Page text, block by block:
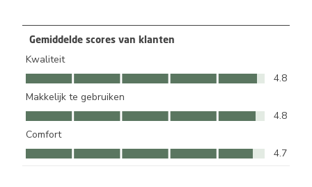
Gemiddelde scores van klanten
Kwaliteit
Kwaliteit, 4.8 van 5
4.8
Makkelijk te gebruiken
Makkelijk te gebruiken, 4.8 van 5
4.8
Comfort
Comfort, 4.7 van 5
4.7